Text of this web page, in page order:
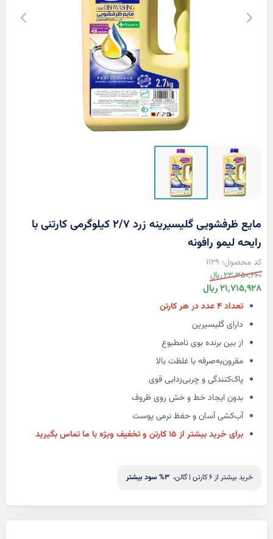
1129
مایع ظرفشویی گلیسیرینه زرد ۲/۷ کیلوگرمی کارتنی با
رایحه لیمو رافونه
قیمت
21,715,928 ریال
قیمت
23,350,460 ریال
تعداد ۴ عدد در هر کارتن
دارای گلیسیرین
از بین برنده بوی نامطبوع
مقرون‌به‌صرفه با غلظت بالا
پاک‌کنندگی و چربی‌زدایی قوی
بدون ایجاد خط و خش روی ظروف
آب‌کشی آسان و حفظ نرمی پوست
برای خرید بیشتر از ۱۵ کارتن و تخفیف ویژه با ما تماس بگیرید
خرید بیشتر از 6 کارتن | گالن، % سود بیشتر